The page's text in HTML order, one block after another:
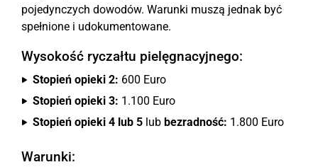
pojedynczych dowodów. Warunki muszą jednak być
spełnione i udokumentowane.
Wysokość ryczałtu pielęgnacyjnego:
Stopień opieki 2: 600 Euro
Stopień opieki 3: 1.100 Euro
Stopień opieki 4 lub 5 lub bezradność: 1.800 Euro
Warunki: